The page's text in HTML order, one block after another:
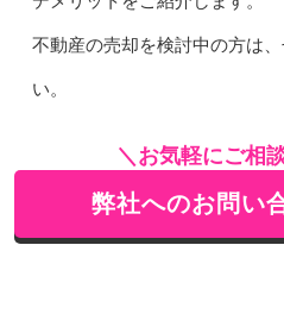
不動産の売却を検討中の方は
い。
＼お気軽にご相
弊社へのお問い